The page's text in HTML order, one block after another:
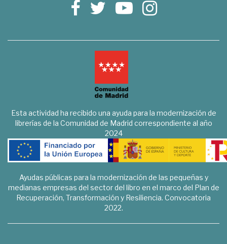
Esta actividad ha recibido una ayuda para la modernización de
librerías de la Comunidad de Madrid correspondiente al año
2024
Ayudas públicas para la modernización de las pequeñas y
medianas empresas del sector del libro en el marco del Plan de
Recuperación, Transformación y Resiliencia. Convocatoria
2022.